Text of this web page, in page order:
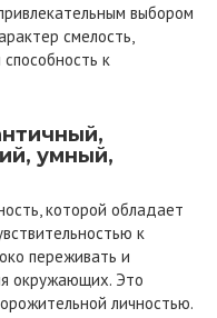
выбором
смелость,
к
умный,
которой обладает
к
переживать и
окружающих. Это
личностью.